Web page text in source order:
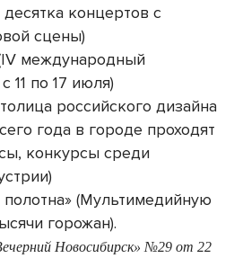
концертов с
сцены)
международный
11 по 17 июля)
российского дизайна
года в городе проходят
конкурсы среди
(Мультимедийную
горожан).
Новосибирск» №29 от 22